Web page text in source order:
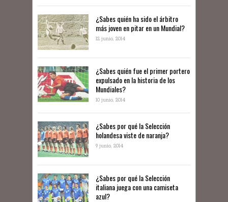
¿Sabes quién ha sido el árbitro
más joven en pitar en un Mundial?
12 junio, 2014
¿Sabes quién fue el primer portero
expulsado en la historia de los
Mundiales?
10 junio, 2014
​¿Sabes por qué la Selección
holandesa viste de naranja?
9 junio, 2014
¿Sabes por qué la Selección
italiana juega con una camiseta
azul?